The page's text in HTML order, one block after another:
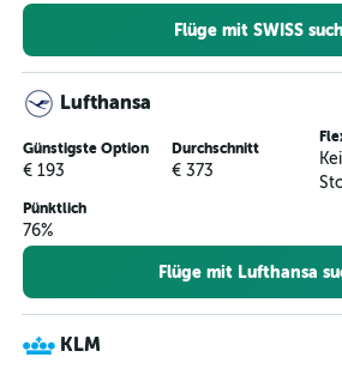
Flüge mit SWISS
Lufthansa
Günstigste Option
€ 193
Durchschnitt
€ 373
Pünktlich
76%
Flüge mit Lufthansa
KLM